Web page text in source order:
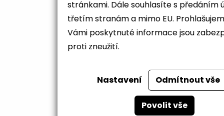
stránkami. Dále souhlasíte s předáním údajů
třetím stranám a mimo EU.
Vámi poskytnuté informace jsou
proti zneužití.
Nastavení Odmítnout vše
Povolit vše